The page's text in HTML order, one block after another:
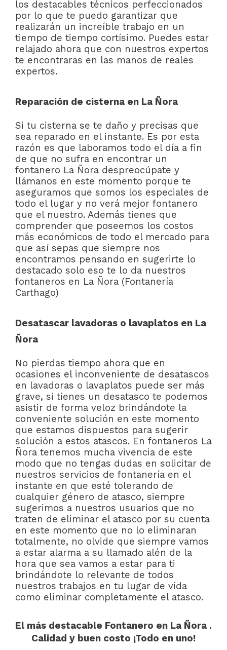
los destacables técnicos perfeccionados
por lo que te puedo garantizar que
realizarán un increíble trabajo en un
tiempo de tiempo cortísimo. Puedes estar
relajado ahora que con nuestros expertos
te encontraras en las manos de reales
expertos.
Reparación de cisterna en La Ñora
Si tu cisterna se te daño y precisas que
sea reparado en el instante. Es por esta
razón es que laboramos todo el día a fin
de que no sufra en encontrar un
fontanero La Ñora despreocúpate y
llámanos en este momento porque te
aseguramos que somos los especiales de
todo el lugar y no verá mejor fontanero
que el nuestro. Además tienes que
comprender que poseemos los costos
más económicos de todo el mercado para
que así sepas que siempre nos
encontramos pensando en sugerirte lo
destacado solo eso te lo da nuestros
fontaneros en La Ñora (Fontanería
Carthago)
Desatascar lavadoras o lavaplatos en La
Ñora
No pierdas tiempo ahora que en
ocasiones el inconveniente de desatascos
en lavadoras o lavaplatos puede ser más
grave, si tienes un desatasco te podemos
asistir de forma veloz brindándote la
conveniente solución en este momento
que estamos dispuestos para sugerir
solución a estos atascos. En fontaneros La
Ñora tenemos mucha vivencia de este
modo que no tengas dudas en solicitar de
nuestros servicios de fontanería en el
instante en que esté tolerando de
cualquier género de atasco, siempre
sugerimos a nuestros usuarios que no
traten de eliminar el atasco por su cuenta
en este momento que no lo eliminaran
totalmente, no olvide que siempre vamos
a estar alarma a su llamado alén de la
hora que sea vamos a estar para ti
brindándote lo relevante de todos
nuestros trabajos en tu lugar de vida
como eliminar completamente el atasco.
El más destacable Fontanero en La Ñora .
Calidad y buen costo ¡Todo en uno!